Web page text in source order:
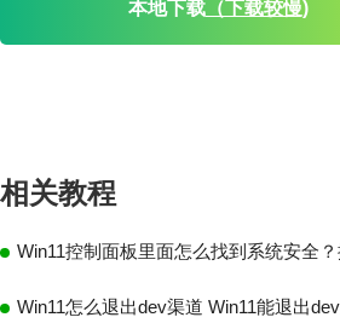
本地下载（下载较慢)
相关教程
Win11怎么退出dev渠道 Win11能退出